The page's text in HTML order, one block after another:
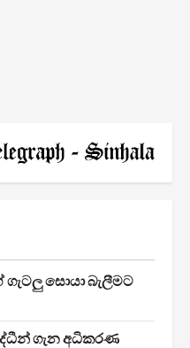
සොයා බැලීමට
ගැන අධිකරණ